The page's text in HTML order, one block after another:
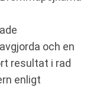
och en
resultat i rad
enligt